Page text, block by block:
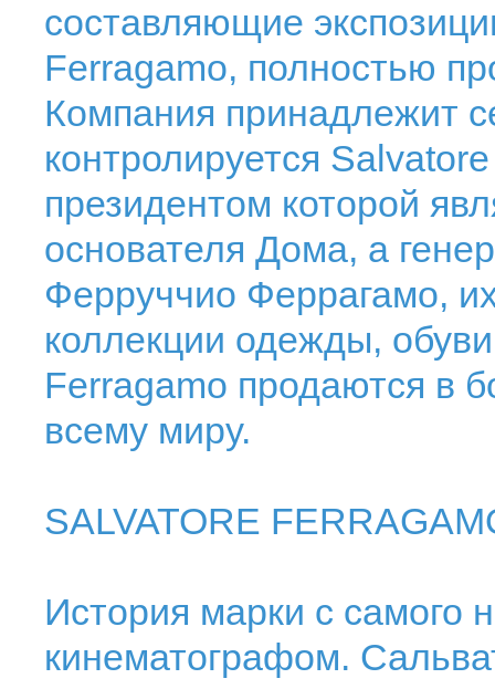
составляющие
Ferragamo, полностью
Компания принадлежит
контролируется
президентом которой
основателя Дома, а
Ферруччио Феррагамо,
коллекции одежды,
Ferragamo продаются в
всему миру.
SALVATORE
История марки с самого
кинематографом.